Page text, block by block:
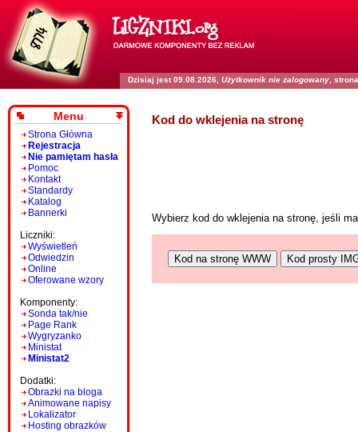
Dzisiaj jest 09.08.2026, Użytkownik nie zalogowany ,
Menu
Strona Główna
Rejestracja
Nie pamiętam hasła
Pomoc
Kontakt
Standardy
Katalog
Bannerki
Liczniki:
Wyświetleń
Odwiedzin
Online
Oferowane wzory
Komponenty:
Sonda tak/nie
Page Rank
Wygryzanko
Ministat
Ministat2
Dodatki:
Obrazki na bloga
Animowane napisy
Lokalizator
Hosting obrazków
Kod do wklejenia na stronę
Wybierz kod do wklejenia na stronę, jeśli
Kod na stronę WWW Kod prosty